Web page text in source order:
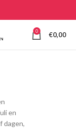
0 €0,00
en
dagen,